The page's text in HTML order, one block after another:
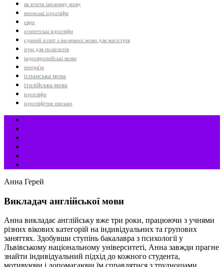
як вчити іноземну мову
японські ієрогліфи
євро
єгипетські ієрогліфи
єдиний іспит з іноземної мови для магістрів
ігри для поліглотів
індоєвропейські мови
інтерв'ю
іспанська мова
італійська мова
ієрогліфи
ієрогліфічне письмо
Анна Герей
Викладач англійської мови
Анна викладає англійську вже три роки, працюючи з учнями
різних вікових категорій на індивідуальних та групових
заняттях. Здобувши ступінь бакалавра з психології у
Львівському національному університеті, Анна завжди прагне
знайти індивідуальний підхід до кожного студента,